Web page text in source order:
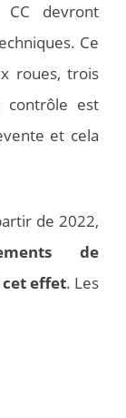
devront
Ce
roues, trois
contrôle est
et cela
de 2022,
de
cet effet. Les